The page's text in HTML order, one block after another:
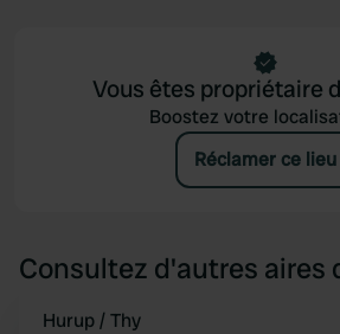
Vous êtes propriétaire
Boostez votre
Réclamer ce lieu
Consultez d'autres aires
Hurup / Thy